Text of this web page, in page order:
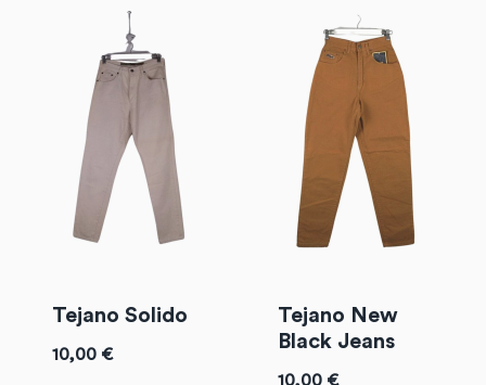
Tejano Solido
10,00 €
Tejano New
Black Jeans
10,00 €